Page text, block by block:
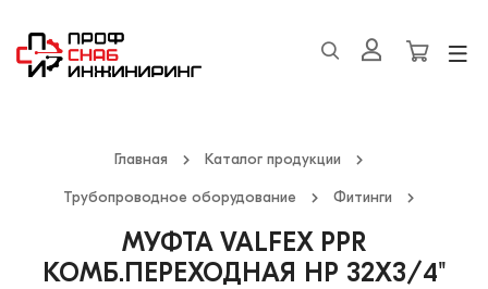
Главная Каталог продукции
Трубопроводное оборудование Фитинги
МУФТА VALFEX PPR
КОМБ.ПЕРЕХОДНАЯ НР 32X3/4"